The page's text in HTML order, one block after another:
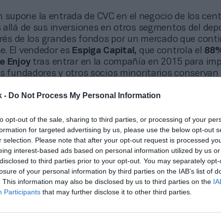
- Do Not Process My Personal Information
opt-out of the sale, sharing to third parties, or processing of your
for targeted advertising by us, please use the below opt-out
selection. Please note that after your opt-out request is processed
interest-based ads based on personal information utilized by us
to third parties prior to your opt-out. You may separately
of your personal information by third parties on the IAB’s list of
This information may also be disclosed by us to third parties on the
Participants that may further disclose it to other third parties.
supone la entrada de CVC en el negocio de los
de sus inversiones en otros segmentos del
de los grandes fondos por un mercado que
El vendedor es Espiga Capital, que controla el
Enjoy tras entrar en la compañía en 2015 para
fundadores y otros socios minoritarios conservan
con una cartera de 22 centros deportivos
en el desarrollo y gestión de grandes
de ellas bajo régimen de concesión
al fitness, la natación y las actividades
encaja con la estrategia de inversión de los fondos
en infraestructura social, un segmento que prioriza
y contratos de largo plazo. En este
un crecimiento más gradual que el de las cadenas